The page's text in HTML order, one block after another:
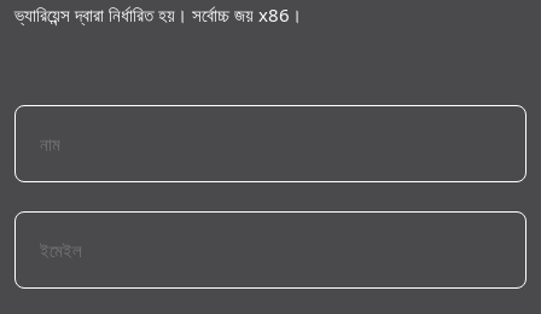
ভ্যারিয়েন্স দ্বারা নির্ধারিত হয়। সর্বোচ্চ জয় x86।